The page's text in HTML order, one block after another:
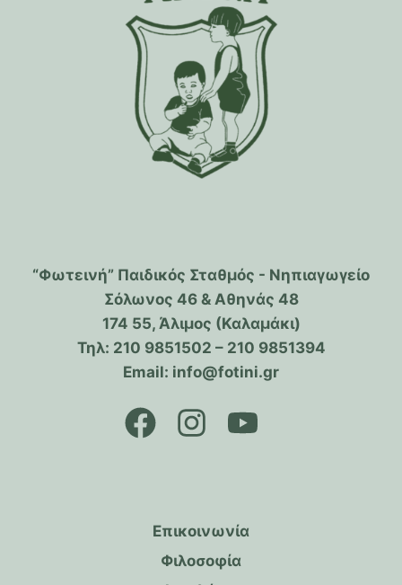
“Φωτεινή” Παιδικός Σταθμός - Νηπιαγωγείο
Σόλωνος 46 & Αθηνάς 48
174 55, Άλιμος (Καλαμάκι)
Τηλ: 210 9851502 – 210 9851394
Email: info@fotini.gr
Επικοινωνία
Φιλοσοφία